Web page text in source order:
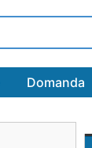
Domanda